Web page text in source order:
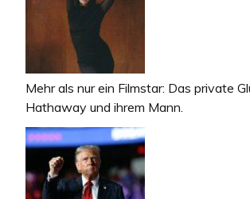
Mehr als nur ein Filmstar: Das private
Hathaway und ihrem Mann.